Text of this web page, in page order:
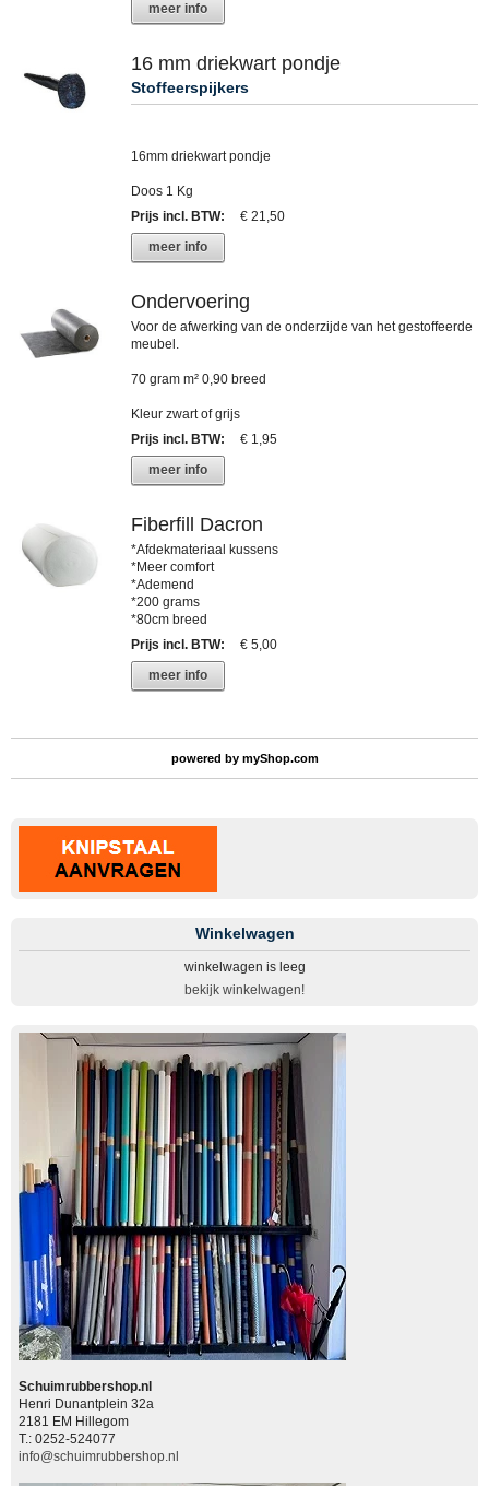
meer info
16 mm driekwart pondje
Stoffeerspijkers
16mm driekwart pondje
Doos 1 Kg
Prijs incl. BTW:
€ 21,50
meer info
Ondervoering
Voor de afwerking van de onderzijde van het gestoffeerde
meubel.
70 gram m² 0,90 breed
Kleur zwart of grijs
Prijs incl. BTW:
€ 1,95
meer info
Fiberfill Dacron
*Afdekmateriaal kussens
*Meer comfort
*Ademend
*200 grams
*80cm breed
Prijs incl. BTW:
€ 5,00
meer info
powered by myShop.com
Winkelwagen
winkelwagen is leeg
bekijk winkelwagen!
Schuimrubbershop.nl
Henri Dunantplein 32a
2181 EM Hillegom
T.: 0252-524077
info@schuimrubbershop.nl